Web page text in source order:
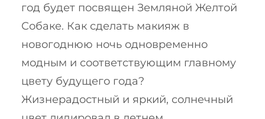
год будет посвящен Земляной Желтой
Собаке. Как сделать макияж в
новогоднюю ночь одновременно
модным и соответствующим главному
цвету будущего года?
Жизнерадостный и яркий, солнечный